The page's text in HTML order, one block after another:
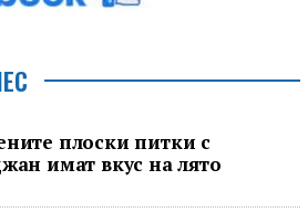
плоски питки с
имат вкус на лято